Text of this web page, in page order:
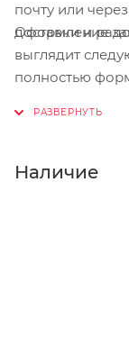
почту или
доставки и
Оформление
выглядит
полностью
Нажмите
Наличие